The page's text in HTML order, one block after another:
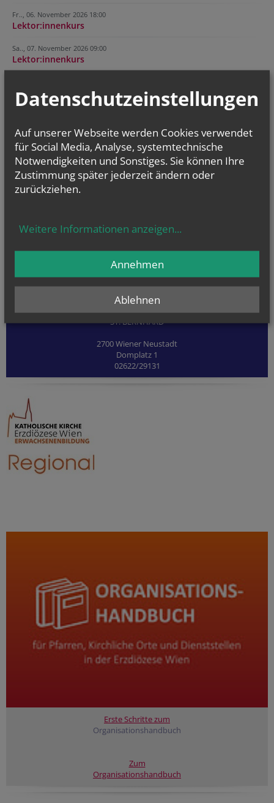
Fr.., 06. November 2026 18:00
Lektor:innenkurs
Sa.., 07. November 2026 09:00
Lektor:innenkurs
NAMENSTAGE
Hl. Dominikus, Hl. Cyriakus, , Vierzehn heilige Nothelfer, Hl.
BILDUNGSZENTRUM
ST. BERNHARD
2700 Wiener Neustadt
Domplatz 1
02622/29131
Erste Schritte zum
Organisationshandbuch
Zum
Organisationshandbuch
Datenschutzeinstellungen
Auf unserer Webseite werden Cookies verwendet
für Social Media, Analyse, systemtechnische
Notwendigkeiten und Sonstiges. Sie können Ihre
Zustimmung später jederzeit ändern oder
zurückziehen.
Weitere Informationen anzeigen...
Ablehnen
Annehmen